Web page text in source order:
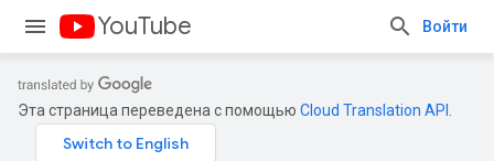
YouTube Войти
Эта страница переведена с помощью Cloud Translation API